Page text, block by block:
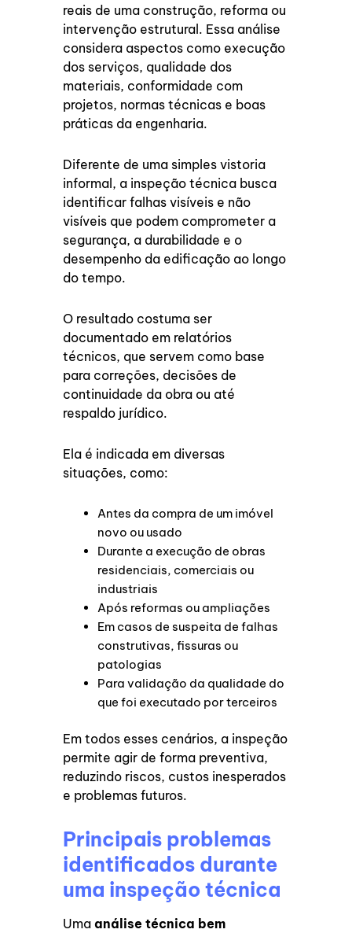
reais de uma construção, reforma ou
intervenção estrutural. Essa análise
considera aspectos como execução
dos serviços, qualidade dos
materiais, conformidade com
projetos, normas técnicas e boas
práticas da engenharia.
Diferente de uma simples vistoria
informal, a inspeção técnica busca
identificar falhas visíveis e não
visíveis que podem comprometer a
segurança, a durabilidade e o
desempenho da edificação ao longo
do tempo.
O resultado costuma ser
documentado em relatórios
técnicos, que servem como base
para correções, decisões de
continuidade da obra ou até
respaldo jurídico.
Ela é indicada em diversas
situações, como:
Antes da compra de um imóvel
novo ou usado
Durante a execução de obras
residenciais, comerciais ou
industriais
Após reformas ou ampliações
Em casos de suspeita de falhas
construtivas, fissuras ou
patologias
Para validação da qualidade do
que foi executado por terceiros
Em todos esses cenários, a inspeção
permite agir de forma preventiva,
reduzindo riscos, custos inesperados
e problemas futuros.
Principais problemas
identificados durante
uma inspeção técnica
Umaanálise técnica bem